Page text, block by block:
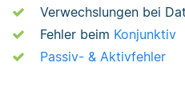
Verwechslungen bei
Fehler beim Konjunktiv
Passiv- & Aktivfehler